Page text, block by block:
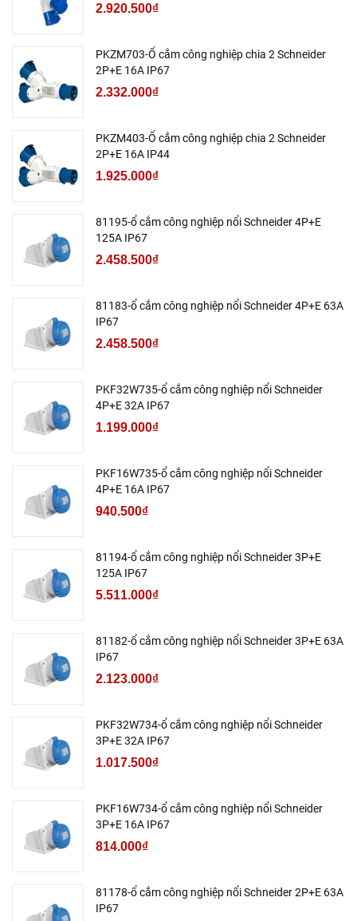
2.920.500₫
PKZM703-Ổ cắm công nghiệp chia 2 Schneider
2P+E 16A IP67
2.332.000₫
PKZM403-Ổ cắm công nghiệp chia 2 Schneider
2P+E 16A IP44
1.925.000₫
81195-ổ cắm công nghiệp nổi Schneider 4P+E
125A IP67
2.458.500₫
81183-ổ cắm công nghiệp nổi Schneider 4P+E 63A
IP67
2.458.500₫
PKF32W735-ổ cắm công nghiệp nổi Schneider
4P+E 32A IP67
1.199.000₫
PKF16W735-ổ cắm công nghiệp nổi Schneider
4P+E 16A IP67
940.500₫
81194-ổ cắm công nghiệp nổi Schneider 3P+E
125A IP67
5.511.000₫
81182-ổ cắm công nghiệp nổi Schneider 3P+E 63A
IP67
2.123.000₫
PKF32W734-ổ cắm công nghiệp nổi Schneider
3P+E 32A IP67
1.017.500₫
PKF16W734-ổ cắm công nghiệp nổi Schneider
3P+E 16A IP67
814.000₫
81178-ổ cắm công nghiệp nổi Schneider 2P+E 63A
IP67